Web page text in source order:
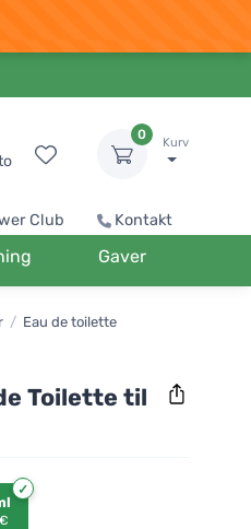
0
Kurv
Club Kontakt
Gaver
/ Eau de toilette
Toilette til